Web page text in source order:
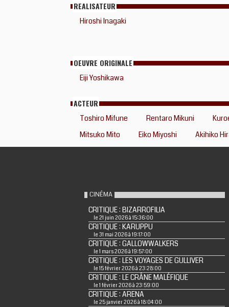
REALISATEUR
Hiroshi Inagaki
OEUVRE ORIGINALE
Eiji Yoshikawa
ACTEUR
Toshiro Mifune Rentaro Mikuni
Mitsuko Mito
Eiko Miyoshi Akihiko
CINÉMA
CRITIQUE : BIZARROFILIA
le 21 juin 2026 à 15:36:00
CRITIQUE : KARUPPU
le 31 mai 2026 à 19:17:00
CRITIQUE : GALLOWWALKERS
le 1 mars 2026 à 19:57:00
CRITIQUE : LES VOYAGES DE GULLIVER
le 15 février 2026 à 23:28:00
CRITIQUE : LE CRÂNE MALÉFIQUE
le 1 février 2026 à 23:59:00
CRITIQUE : ARENA
le 25 janvier 2026 à 18:04:00